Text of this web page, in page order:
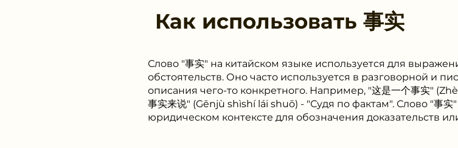
Как использовать 事实
Слово "事实" на китайском языке используется для
обстоятельств. Оно часто используется в разговорной и
описания чего-то конкретного. Например, "这是一个事实"
事实来说" (Gēnjù shìshí lái shuō) - "Судя по фактам". Слово "事
юридическом контексте для обозначения доказательств